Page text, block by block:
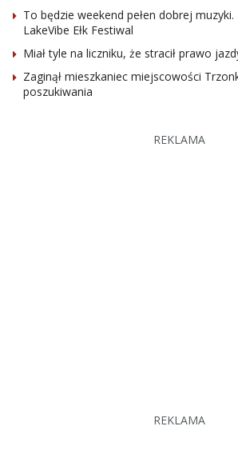
To będzie weekend pełen dobrej muzyki.
LakeVibe Ełk Festiwal
Miał tyle na liczniku, że stracił prawo
Zaginął mieszkaniec miejscowości
poszukiwania
REKLAMA
REKLAMA